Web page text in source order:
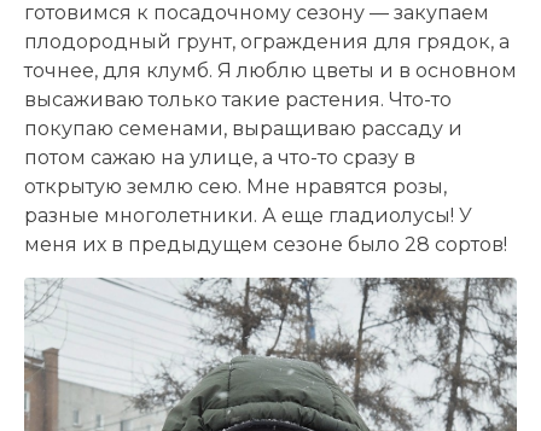
готовимся к посадочному сезону — закупаем
плодородный грунт, ограждения для грядок, а
точнее, для клумб. Я люблю цветы и в основном
высаживаю только такие растения. Что-то
покупаю семенами, выращиваю рассаду и
потом сажаю на улице, а что-то сразу в
открытую землю сею. Мне нравятся розы,
разные многолетники. А еще гладиолусы! У
меня их в предыдущем сезоне было 28 сортов!